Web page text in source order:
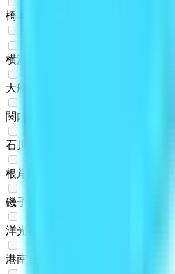
橋本
横浜
大船
関内
石川町
根岸
磯子
洋光台
港南台